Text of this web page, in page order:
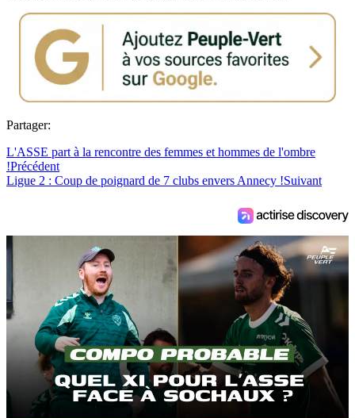
Partager:
L'ASSE part à la rencontre des femmes et hommes de l'ombre
!Précédent
Ligue 2 : Coup de poignard de 7 clubs envers Annecy !Suivant